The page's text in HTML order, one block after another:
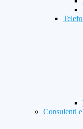
Consulenti